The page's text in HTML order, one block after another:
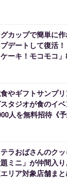
カップで簡単に
デートして復活
ケーキ！モコモコ
やギフトサンプ
タジオが食のイ
人を無料招待《予
テラおばさんのク
ミニ」が仲間入
リア対象店舗まと